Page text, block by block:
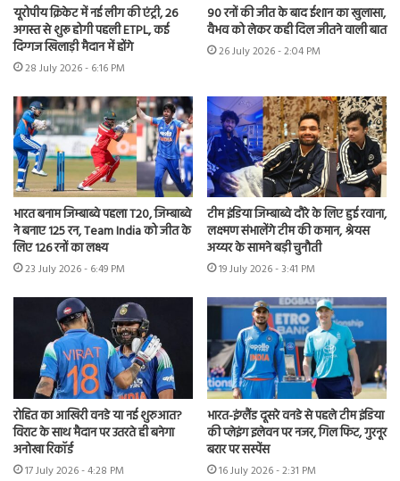
यूरोपीय क्रिकेट में नई लीग की एंट्री, 26
अगस्त से शुरू होगी पहली ETPL, कई
दिग्गज खिलाड़ी मैदान में होंगे
28 July 2026 - 6:16 PM
90 रनों की जीत के बाद ईशान का खुलासा,
वैभव को लेकर कही दिल जीतने वाली बात
26 July 2026 - 2:04 PM
भारत बनाम जिम्बाब्वे पहला T20, जिम्बाब्वे
ने बनाए 125 रन, Team India को जीत के
लिए 126 रनों का लक्ष्य
23 July 2026 - 6:49 PM
टीम इंडिया जिम्बाब्वे दौरे के लिए हुई रवाना,
लक्ष्मण संभालेंगे टीम की कमान, श्रेयस
अय्यर के सामने बड़ी चुनौती
19 July 2026 - 3:41 PM
रोहित का आखिरी वनडे या नई शुरुआत?
विराट के साथ मैदान पर उतरते ही बनेगा
अनोखा रिकॉर्ड
17 July 2026 - 4:28 PM
भारत-इंग्लैंड दूसरे वनडे से पहले टीम इंडिया
की प्लेइंग इलेवन पर नजर, गिल फिट, गुरनूर
बरार पर सस्पेंस
16 July 2026 - 2:31 PM